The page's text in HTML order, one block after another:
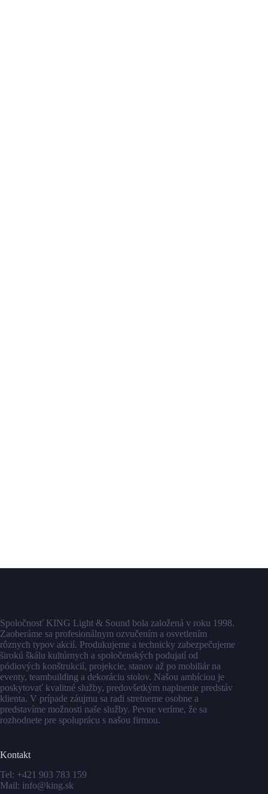
Spoločnosť KING Light & Sound bola založená v roku 1998.
Zaoberáme sa profesionálnym ozvučením a osvetlením
rôznych typov akcií. Produkujeme a technicky zabezpečujeme
širokú škálu kultúrnych a spoločenských podujatí od
pódiových konštrukcií, projekcie, stanov až po mobiliár na
eventy, teambuilding a dekoráciu stolov. Našou ambíciou je
poskytovať kvalitné služby, predovšetkým naplnenie predstáv
klienta. V prípade záujmu sa radi stretneme osobne a
predstavíme možnosti naše služby. Pevne veríme, že sa
rozhodnete pre spoluprácu s našou firmou.
Kontakt
Tel: +421 903 783 159
Mail: info@king.sk